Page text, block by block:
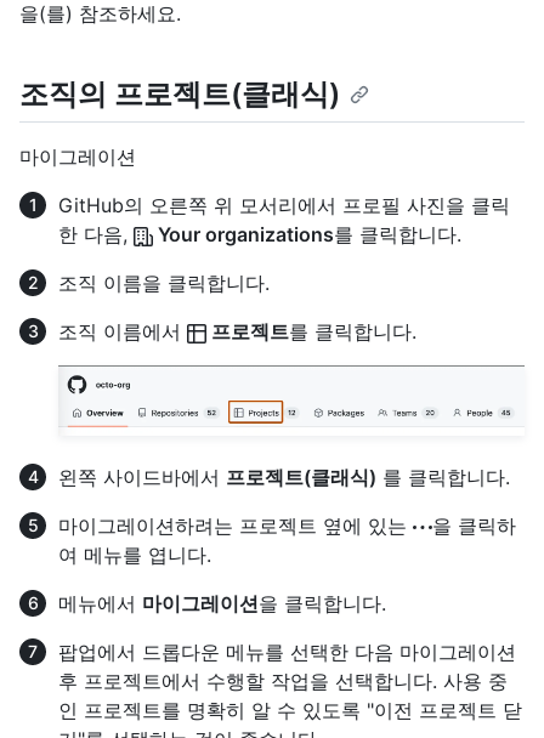
을(를) 참조하세요.
조직의 프로젝트(클래식)
마이그레이션
GitHub의 오른쪽 위 모서리에서 프로필 사진을 클릭
한 다음,
Your organizations를 클릭합니다.
조직 이름을 클릭합니다.
조직 이름에서
프로젝트를 클릭합니다.
왼쪽 사이드바에서 프로젝트(클래식) 를 클릭합니다.
마이그레이션하려는 프로젝트 옆에 있는
을 클릭하
여 메뉴를 엽니다.
메뉴에서 마이그레이션을 클릭합니다.
팝업에서 드롭다운 메뉴를 선택한 다음 마이그레이션
후 프로젝트에서 수행할 작업을 선택합니다. 사용 중
인 프로젝트를 명확히 알 수 있도록 "이전 프로젝트 닫